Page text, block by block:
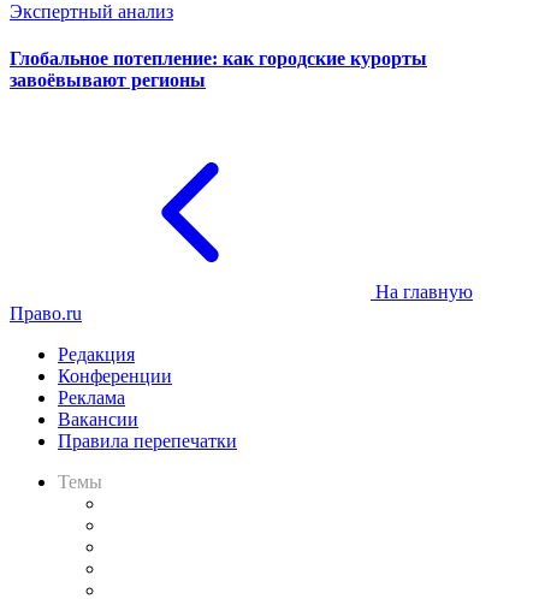
Экспертный анализ
Глобальное потепление: как городские курорты
завоёвывают регионы
На главную
Право.ru
Редакция
Конференции
Реклама
Вакансии
Правила перепечатки
Темы